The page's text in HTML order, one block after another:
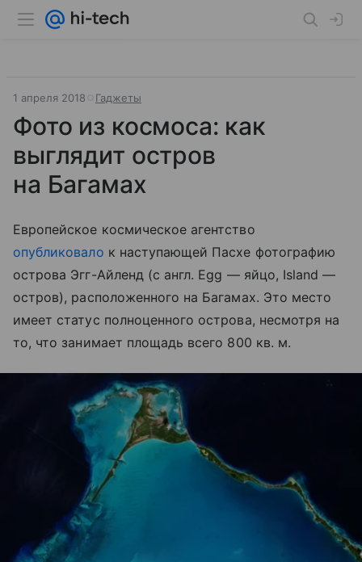
1 апреля 2018 Гаджеты
Фото из космоса: как
выглядит остров
на Багамах
Европейское космическое агентство
опубликовало к наступающей Пасхе фотографию
острова Эгг-Айленд (с англ. Egg — яйцо, Island —
остров), расположенного на Багамах. Это место
имеет статус полноценного острова, несмотря на
то, что занимает площадь всего 800 кв. м.